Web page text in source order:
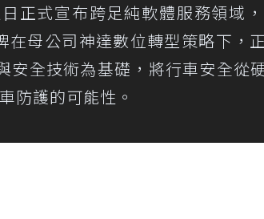
正式宣布跨足純軟體服務領域
母公司神達數位轉型策略下，
安全技術為基礎，將行車安全從
防護的可能性。